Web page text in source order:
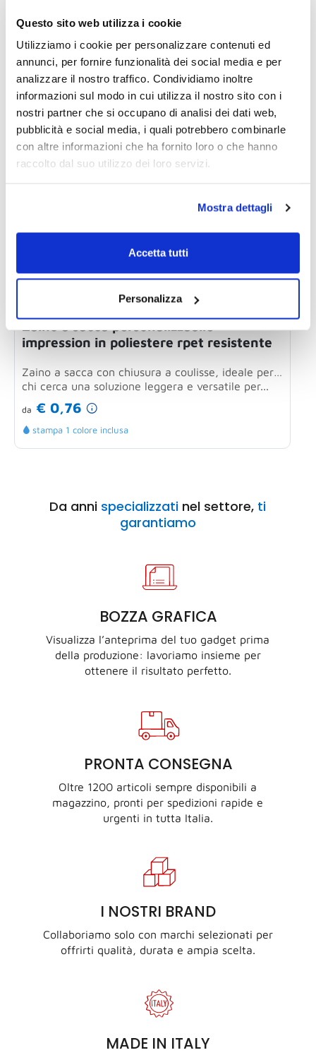
Questo sito web utilizza i cookie
Utilizziamo i cookie per personalizzare contenuti ed
annunci, per fornire funzionalità dei social media e per
analizzare il nostro traffico. Condividiamo inoltre
informazioni sul modo in cui utilizza il nostro sito con i
nostri partner che si occupano di analisi dei dati web,
pubblicità e social media, i quali potrebbero combinarle
con altre informazioni che ha fornito loro o che hanno
raccolto dal suo utilizzo dei loro servizi.
Mostra dettagli
Accetta tutti
Personalizza
Bestseller
impression in poliestere rpet resistente
Zaino a sacca con chiusura a coulisse, ideale per
chi cerca una soluzione leggera e versatile per...
da € 0,76
stampa 1 colore inclusa
Da anni specializzati nel settore, ti
garantiamo
BOZZA GRAFICA
Visualizza l’anteprima del tuo gadget prima
della produzione: lavoriamo insieme per
ottenere il risultato perfetto.
PRONTA CONSEGNA
Oltre 1200 articoli sempre disponibili a
magazzino, pronti per spedizioni rapide e
urgenti in tutta Italia.
I NOSTRI BRAND
Collaboriamo solo con marchi selezionati per
offrirti qualità, durata e ampia scelta.
MADE IN ITALY